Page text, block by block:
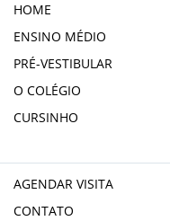
HOME
ENSINO MÉDIO
PRÉ-VESTIBULAR
O COLÉGIO
CURSINHO
AGENDAR VISITA
CONTATO